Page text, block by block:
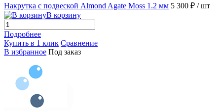
Накрутка с подвеской Almond Agate Moss 1.2 мм 5 300 ₽ / шт
В корзину
Подробнее
Купить в 1 клик Сравнение
В избранное Под заказ